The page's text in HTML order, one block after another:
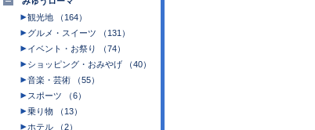
観光地 （164）
グルメ・スイーツ （131）
イベント・お祭り （74）
ショッピング・おみやげ （40）
音楽・芸術 （55）
スポーツ （6）
乗り物 （13）
ホテル （2）